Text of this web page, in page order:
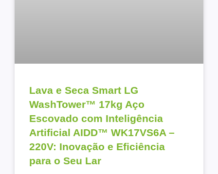
Lava e Seca Smart LG
WashTower™ 17kg Aço
Escovado com Inteligência
Artificial AIDD™ WK17VS6A –
220V: Inovação e Eficiência
para o Seu Lar